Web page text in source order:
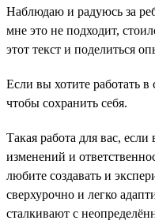
Наблюдаю и радуюсь за
мне это не подходит,
этот текст и поделиться
Если вы хотите работать
чтобы сохранить себя.
Такая работа для вас,
изменений и
любите создавать и
сверхурочно и легко
сталкивают с